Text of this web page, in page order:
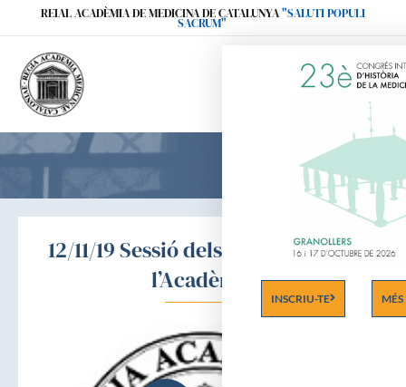
REIAL ACADÈMIA DE MEDICINA DE CATALUNYA"SALUTI POPULI
SACRUM"
12/11/19 Sessió dels Centenaris de
l’Acadèmia
INSCRIU-TE